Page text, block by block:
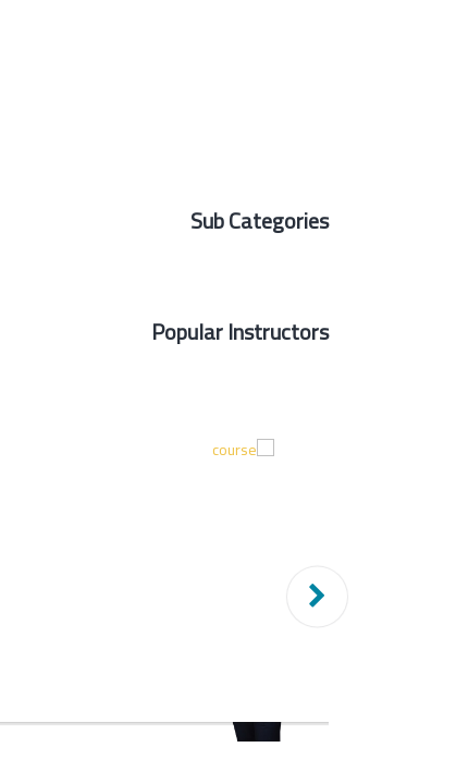
Sub Categories
Popular Instructors
الحقوق العينية Courses